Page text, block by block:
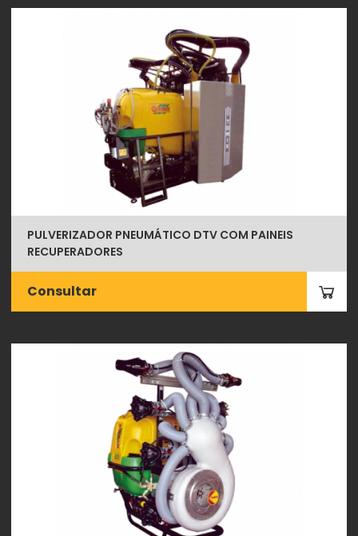
PULVERIZADOR PNEUMÁTICO DTV COM PAINEIS
RECUPERADORES
Consultar